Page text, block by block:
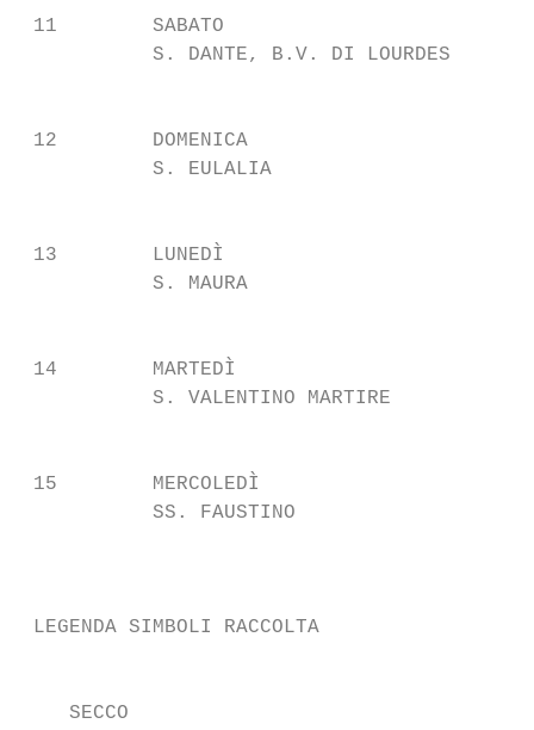
11        SABATO
S. DANTE, B.V. DI LOURDES
12        DOMENICA
S. EULALIA
13        LUNEDÌ
S. MAURA
14        MARTEDÌ
           S. VALENTINO MARTIRE
15        MERCOLEDÌ
           SS. FAUSTINO
LEGENDA SIMBOLI RACCOLTA
SECCO